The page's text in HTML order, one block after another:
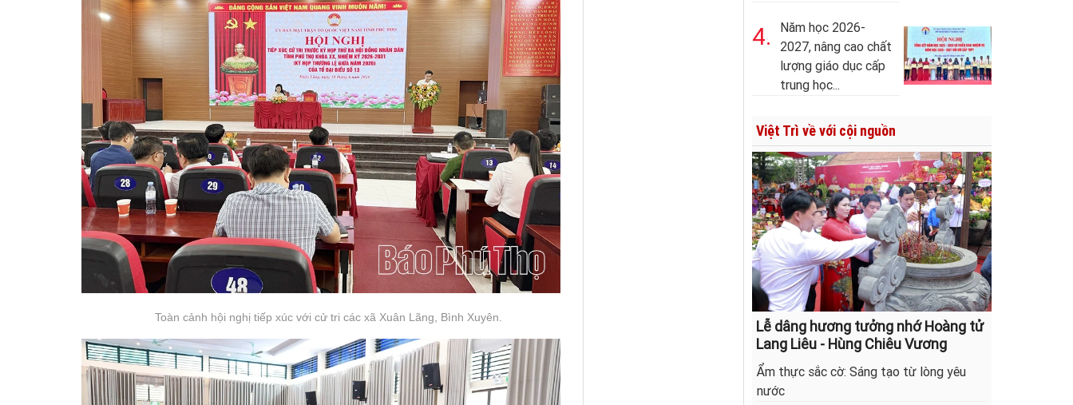
Toàn cảnh hội nghị tiếp xúc với cử tri các xã Xuân Lãng, Bình Xuyên.
4.
Năm học 2026-
2027, nâng cao chất
lượng giáo dục cấp
trung học...
Việt Trì về với cội nguồn
Lễ dâng hương tưởng nhớ Hoàng tử
Lang Liêu - Hùng Chiêu Vương
Ẩm thực sắc cờ: Sáng tạo từ lòng yêu
nước